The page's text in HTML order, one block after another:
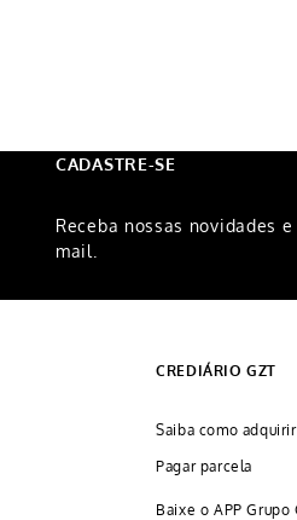
CADASTRE-SE
Receba nossas novidades
mail.
CREDIÁRIO GZT
Saiba como adquirir
Pagar parcela
Baixe o APP Grupo